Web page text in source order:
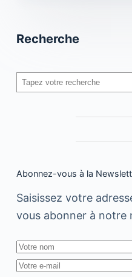
Recherche
Rechercher
Abonnez-vous à la
Saisissez votre
vous abonner à notre